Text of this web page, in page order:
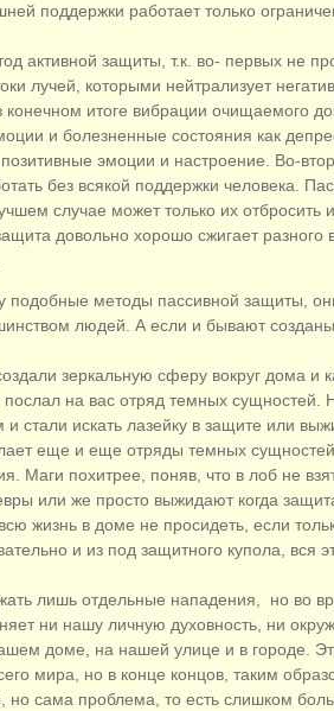
поддержки работает только
активной защиты, т.к. во- первых не
лучей, которыми нейтрализует
итоге вибрации очищаемого
и болезненные состояния как
эмоции и настроение. Во-
без всякой поддержки человека.
случае может только их отбросить
довольно хорошо сжигает разного
подобные методы пассивной защиты,
людей. А если и бывают
зеркальную сферу вокруг дома и
на вас отряд темных сущностей.
стали искать лазейку в защите или
еще и еще отряды темных
Маги похитрее, поняв, что в лоб не
или же просто выжидают когда
жизнь в доме не просидеть, если
и из под защитного купола, вся
лишь отдельные нападения, но во
ни нашу личную духовность, ни
доме, на нашей улице и в городе.
мира, но в конце концов, таким
но сама проблема, то есть слишком